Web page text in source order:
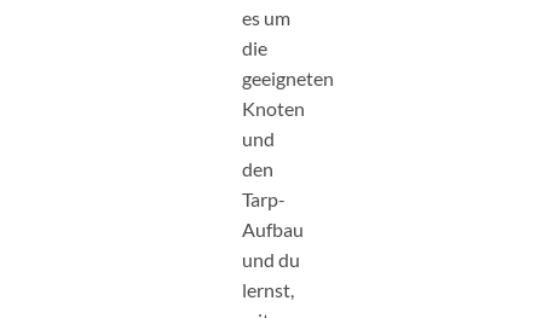
es um
die
geeigneten
Knoten
und
den
Tarp-
Aufbau
und du
lernst,